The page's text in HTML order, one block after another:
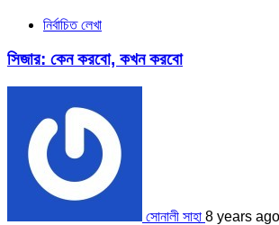
নির্বাচিত লেখা
সিজার: কেন করবো, কখন করবো
সোনালী সাহা 8 years ago